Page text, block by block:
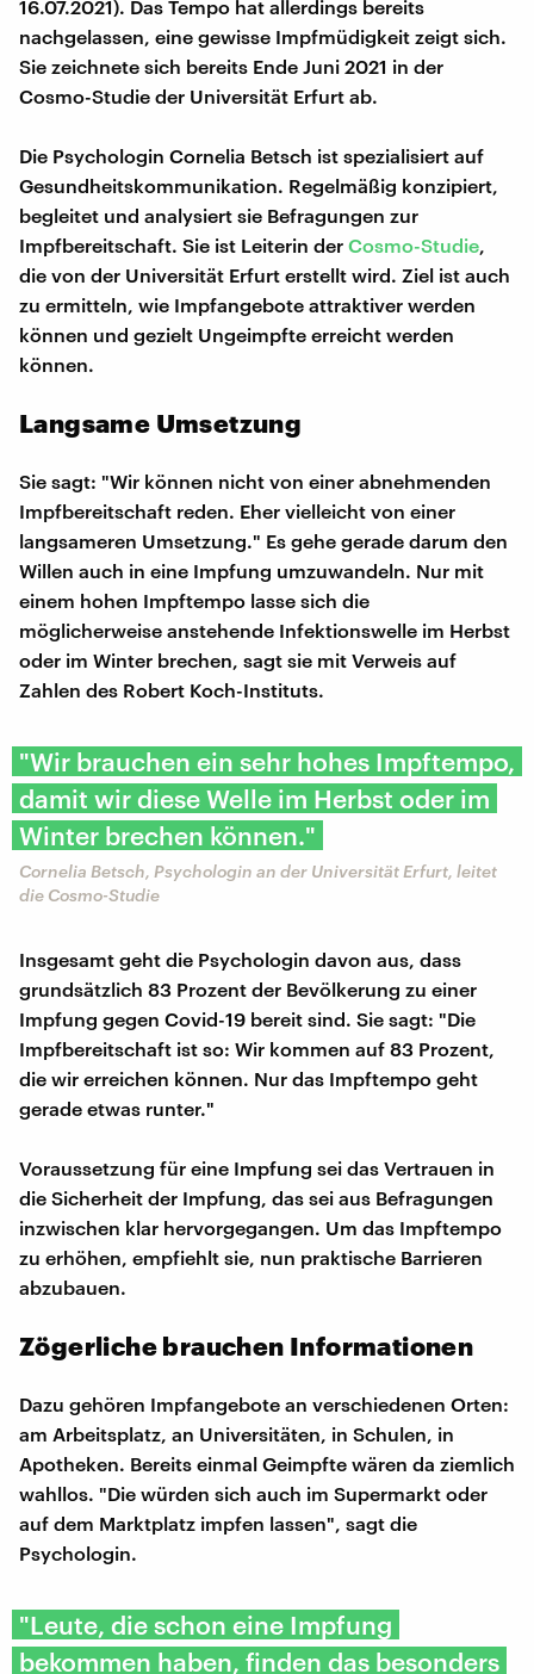
16.07.2021). Das Tempo hat allerdings bereits
nachgelassen, eine gewisse Impfmüdigkeit zeigt sich.
Sie zeichnete sich bereits Ende Juni 2021 in der
Cosmo-Studie der Universität Erfurt ab.
Die Psychologin Cornelia Betsch ist spezialisiert auf
Gesundheitskommunikation. Regelmäßig konzipiert,
begleitet und analysiert sie Befragungen zur
Impfbereitschaft. Sie ist Leiterin der Cosmo-Studie
die von der Universität Erfurt erstellt wird. Ziel ist auch
zu ermitteln, wie Impfangebote attraktiver werden
können und gezielt Ungeimpfte erreicht werden
können.
Langsame Umsetzung
Sie sagt: "Wir können nicht von einer abnehmenden
Impfbereitschaft reden. Eher vielleicht von einer
langsameren Umsetzung." Es gehe gerade darum den
Willen auch in eine Impfung umzuwandeln. Nur mit
einem hohen Impftempo lasse sich die
möglicherweise anstehende Infektionswelle im Herbst
oder im Winter brechen, sagt sie mit Verweis auf
Zahlen des Robert Koch-Instituts.
"Wir brauchen ein sehr hohes Impftempo,
damit wir diese Welle im Herbst oder im
Winter brechen können."
Cornelia Betsch, Psychologin an der Universität Erfurt, leitet
die Cosmo-Studie
Insgesamt geht die Psychologin davon aus, dass
grundsätzlich 83 Prozent der Bevölkerung zu einer
Impfung gegen Covid-19 bereit sind. Sie sagt: "Die
Impfbereitschaft ist so: Wir kommen auf 83 Prozent,
die wir erreichen können. Nur das Impftempo geht
gerade etwas runter."
Voraussetzung für eine Impfung sei das Vertrauen in
die Sicherheit der Impfung, das sei aus Befragungen
inzwischen klar hervorgegangen. Um das Impftempo
zu erhöhen, empfiehlt sie, nun praktische Barrieren
abzubauen.
Zögerliche brauchen Informationen
Dazu gehören Impfangebote an verschiedenen Orten:
am Arbeitsplatz, an Universitäten, in Schulen, in
Apotheken. Bereits einmal Geimpfte wären da ziemlich
wahllos. "Die würden sich auch im Supermarkt oder
auf dem Marktplatz impfen lassen", sagt die
Psychologin.
"Leute, die schon eine Impfung
bekommen haben, finden das besonders